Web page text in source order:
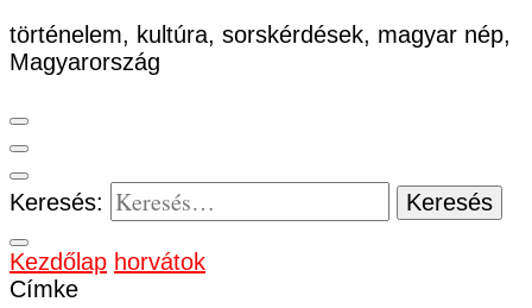
történelem, kultúra, sorskérdések, magyar nép,
Magyarország
Keresés:
Kezdőlap horvátok
Címke